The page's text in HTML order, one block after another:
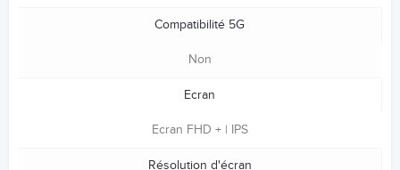
Compatibilité 5G
Non
Ecran
Ecran FHD + | IPS
Résolution d'écran